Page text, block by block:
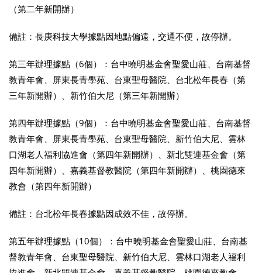
（第二年新開辦）
備註：長庚科技大學據點因地點偏遠，交通不便，故停辦。
第三年辦理據點（6個）：台中曉明基金會聖愛山莊、台南基督
教青年會、屏東長青學苑、台東聖母醫院、台北松年長春（第
三年新開辦）、新竹伯大尼（第三年新開辦）
第四年辦理據點（9個）：台中曉明基金會聖愛山莊、台南基督
教青年會、屏東長青學苑、台東聖母醫院、新竹伯大尼、雲林
口湖老人福利協進會（第四年新開辦）、新北雙連基金會（第
四年新開辦）、嘉義基督教醫院（第四年新開辦）、桃園德來
教會（第四年新開辦）
備註：台北松年長春據點因成效不佳，故停辦。
第五年辦理據點（10個）：台中曉明基金會聖愛山莊、台南基
督教青年會、台東聖母醫院、新竹伯大尼、雲林口湖老人福利